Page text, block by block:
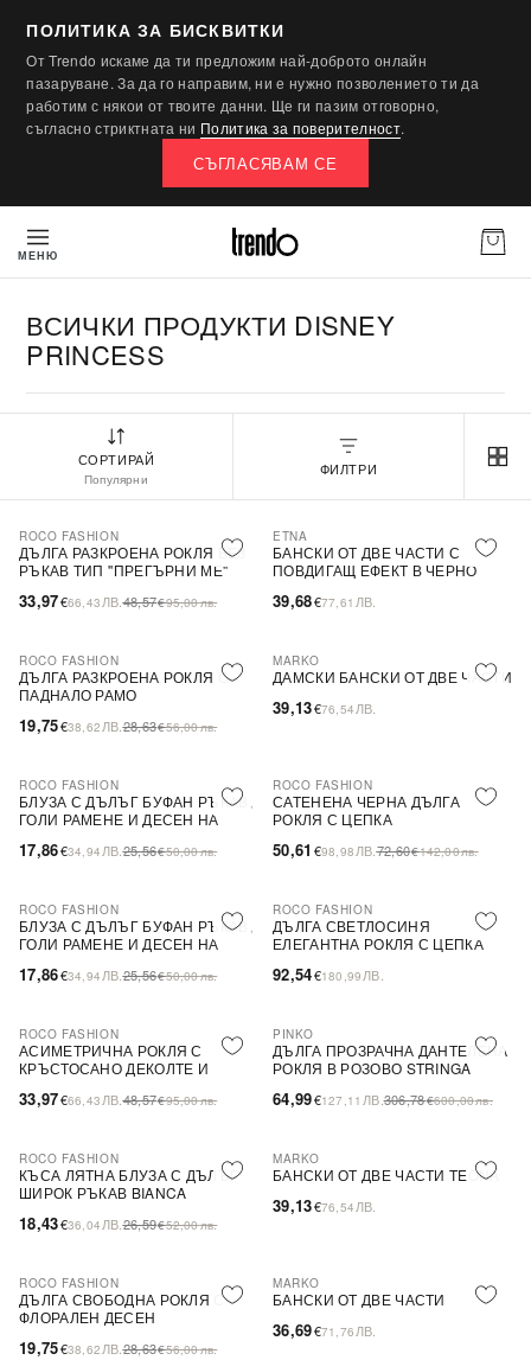
ПОЛИТИКА ЗА БИСКВИТКИ
От Trendo искаме да ти предложим най-доброто онлайн
пазаруване. За да го направим, ни е нужно позволението ти да
работим с някои от твоите данни. Ще ги пазим отговорно,
съгласно стриктната ни Политика за поверителност.
СЪГЛАСЯВАМ СЕ
МЕНЮ
ВСИЧКИ ПРОДУКТИ DISNEY
PRINCESS
СОРТИРАЙ
Популярни
ФИЛТРИ
-30%
ROCO FASHION
ДЪЛГА РАЗКРОЕНА РОКЛЯ БЕЗ
РЪКАВ ТИП ''ПРЕГЪРНИ МЕ''
33,97€66,43 ЛВ.48,57€95,00лв.
ETNA
БАНСКИ ОТ ДВЕ ЧАСТИ С
ПОВДИГАЩ ЕФЕКТ В ЧЕРНО
39,68€77,61 ЛВ.
-31%
ROCO FASHION
ДЪЛГА РАЗКРОЕНА РОКЛЯ С
ПАДНАЛО РАМО
19,75€38,62 ЛВ.28,63€56,00лв.
MARKO
ДАМСКИ БАНСКИ ОТ ДВЕ ЧАСТИ
39,13€76,54 ЛВ.
-30%
ROCO FASHION
БЛУЗА С ДЪЛЪГ БУФАН РЪКАВ,
ГОЛИ РАМЕНЕ И ДЕСЕН НА
17,86€34,94 ЛВ.25,56€50,00лв.
-30%
ROCO FASHION
САТЕНЕНА ЧЕРНА ДЪЛГА
РОКЛЯ С ЦЕПКА
50,61 €98,98 ЛВ.72,60€142,00лв.
-30%
ROCO FASHION
БЛУЗА С ДЪЛЪГ БУФАН РЪКАВ,
ГОЛИ РАМЕНЕ И ДЕСЕН НА
17,86€34,94 ЛВ.25,56€50,00лв.
ROCO FASHION
ДЪЛГА СВЕТЛОСИНЯ
ЕЛЕГАНТНА РОКЛЯ С ЦЕПКА
92,54€180,99 ЛВ.
-30%
ROCO FASHION
АСИМЕТРИЧНА РОКЛЯ С
КРЪСТОСАНО ДЕКОЛТЕ И
33,97€66,43 ЛВ.48,57€95,00лв.
-79%
PINKO
ДЪЛГА ПРОЗРАЧНА ДАНТЕЛЕНА
РОКЛЯ В РОЗОВО STRINGA
64,99€127,11 ЛВ.306,78€600,00лв.
-31%
ROCO FASHION
КЪСА ЛЯТНА БЛУЗА С ДЪЛЪГ
ШИРОК РЪКАВ BIANCA
18,43€36,04 ЛВ.26,59€52,00лв.
MARKO
БАНСКИ ОТ ДВЕ ЧАСТИ TEONA
39,13€76,54 ЛВ.
-31%
ROCO FASHION
ДЪЛГА СВОБОДНА РОКЛЯ С
ФЛОРАЛЕН ДЕСЕН
19,75€38,62 ЛВ.28,63€56,00лв.
MARKO
БАНСКИ ОТ ДВЕ ЧАСТИ
36,69€71,76 ЛВ.